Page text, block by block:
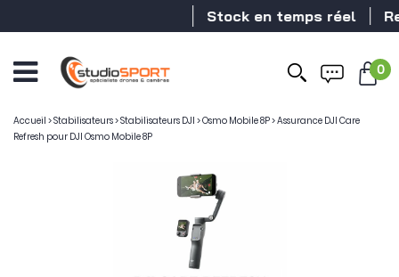
Stock en temps réel
0
Accueil >Stabilisateurs>Stabilisateurs DJI >Osmo Mobile 8P>Assurance DJI Care
Refresh pour DJI Osmo Mobile 8P